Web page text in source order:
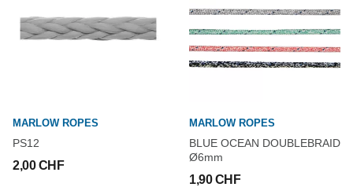
MARLOW ROPES
PS12
2,00 CHF
MARLOW ROPES
BLUE OCEAN DOUBLEBRAID
Ø6mm
1,90 CHF